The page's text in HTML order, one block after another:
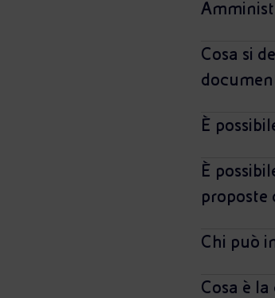
Cosa si
È
È
proposte
Chi può
Cosa è